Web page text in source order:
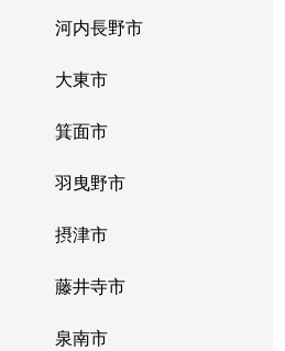
河内長野市
大東市
箕面市
羽曳野市
摂津市
藤井寺市
泉南市